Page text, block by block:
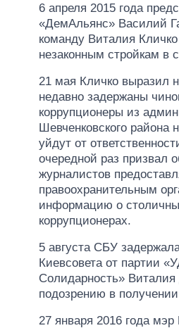
6 апреля 2015 года
«ДемАльянс» Василий
команду Виталия
незаконным стройкам в
21 мая Кличко выразил
недавно задержаны
коррупционеры из
Шевченковского района
уйдут от
очередной раз призвал
журналистов
правоохранительным
информацию о
коррупционерах.
5 августа СБУ
Киевсовета от партии
Солидарность» Виталия
подозрению в
27 января 2016 года